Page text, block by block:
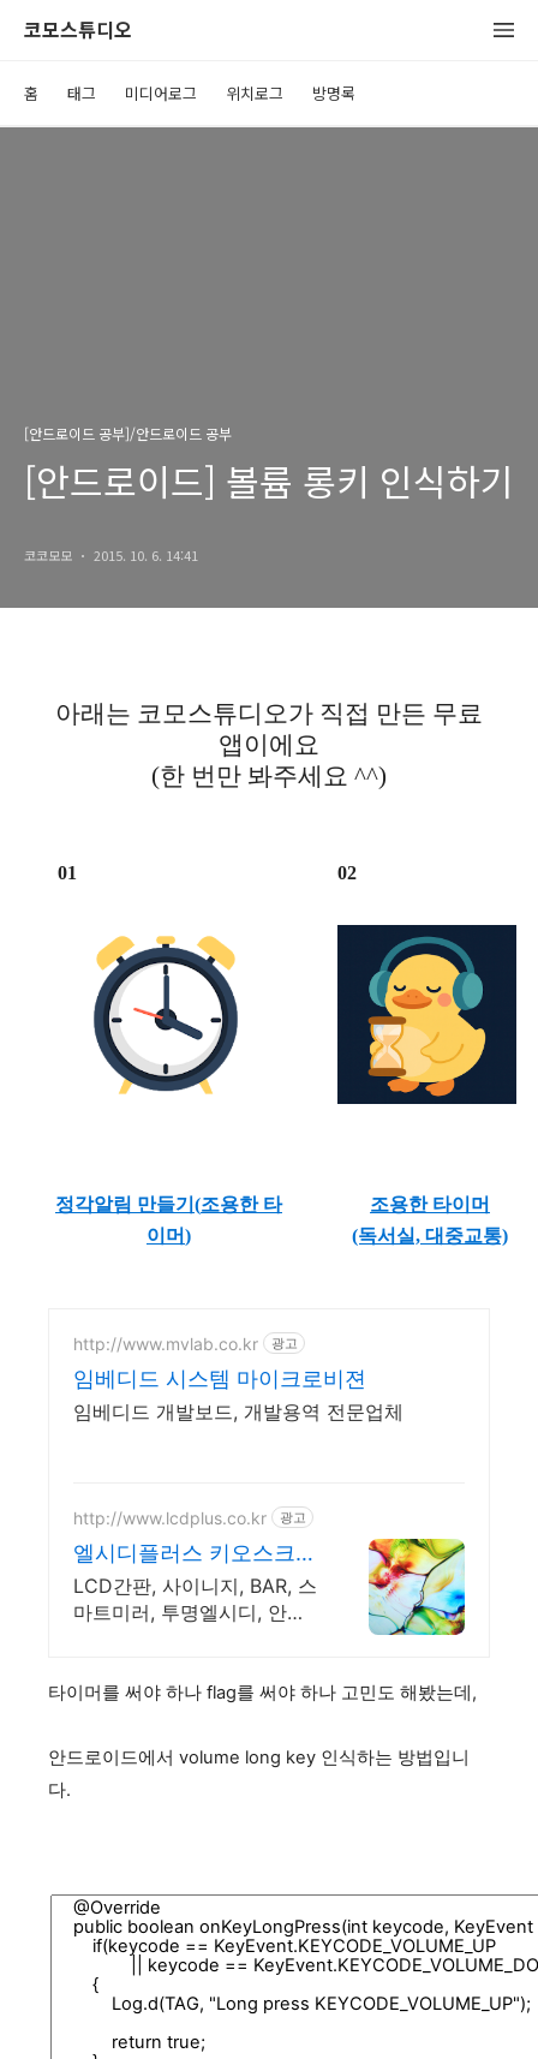
코모스튜디오
홈 태그 미디어로그 위치로그 방명록
[안드로이드 공부]/안드로이드 공부
[안드로이드] 볼륨 롱키 인식하기
코코모모 2015. 10. 6. 14:41
아래는 코모스튜디오가 직접 만든 무료
앱이에요
(한 번만 봐주세요 ^^)
01 02
정각알림 만들기(조용한 타
이머)
조용한 타이머
(독서실, 대중교통)
http://www.mvlab.co.kr 광고
임베디드 시스템 마이크로비젼
임베디드 개발보드, 개발용역 전문업체
http://www.lcdplus.co.kr 광고
엘시디플러스 키오스크방
수함체
LCD간판, 사이니지, BAR, 스
마트미러, 투명엘시디, 안드
타이머를 써야 하나 flag를 써야 하나 고민도 해봤는데,
안드로이드에서 volume long key 인식하는 방법입니
다.